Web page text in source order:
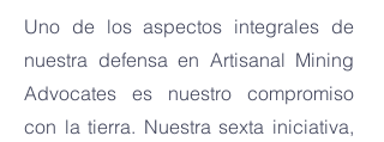
Uno de los aspectos integrales de
nuestra defensa en Artisanal Mining
Advocates es nuestro compromiso
con la tierra. Nuestra sexta iniciativa,